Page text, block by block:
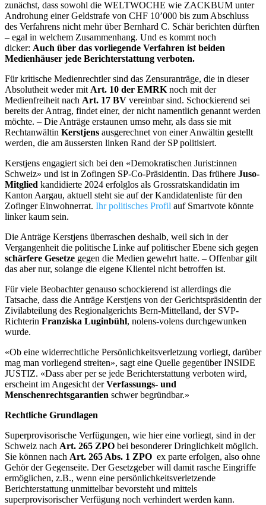
zunächst, dass sowohl die WELTWOCHE wie ZACKBUM unter
Androhung einer Geldstrafe von CHF 10’000 bis zum Abschluss
des Verfahrens nicht mehr über Bernhard C. Schär berichten dürften
– egal in welchem Zusammenhang. Und es kommt noch
dicker: Auch über das vorliegende Verfahren ist beiden
Medienhäuser jede Berichterstattung verboten.
Für kritische Medienrechtler sind das Zensuranträge, die in dieser
Absolutheit weder mit Art. 10 der EMRK noch mit der
Medienfreiheit nach Art. 17 BV vereinbar sind. Schockierend sei
bereits der Antrag, findet einer, der nicht namentlich genannt werden
möchte. – Die Anträge erstaunen umso mehr, als dass sie mit
Rechtanwältin Kerstjens ausgerechnet von einer Anwältin gestellt
werden, die am äussersten linken Rand der SP politisiert.
Kerstjens engagiert sich bei den «Demokratischen Jurist:innen
Schweiz» und ist in Zofingen SP-Co-Präsidentin. Das frühere Juso-
Mitglied kandidierte 2024 erfolglos als Grossratskandidatin im
Kanton Aargau, aktuell steht sie auf der Kandidatenliste für den
Zofinger Einwohnerrat. Ihr politisches Profil auf Smartvote könnte
linker kaum sein.
Die Anträge Kerstjens überraschen deshalb, weil sich in der
Vergangenheit die politische Linke auf politischer Ebene sich gegen
schärfere Gesetze gegen die Medien gewehrt hatte. – Offenbar gilt
das aber nur, solange die eigene Klientel nicht betroffen ist.
Für viele Beobachter genauso schockierend ist allerdings die
Tatsache, dass die Anträge Kerstjens von der Gerichtspräsidentin der
Zivilabteilung des Regionalgerichts Bern-Mittelland, der SVP-
Richterin Franziska Luginbühl, nolens-volens durchgewunken
wurde.
«Ob eine widerrechtliche Persönlichkeitsverletzung vorliegt, darüber
mag man vorliegend streiten», sagt eine Quelle gegenüber INSIDE
JUSTIZ. «Dass aber per se jede Berichterstattung verboten wird,
erscheint im Angesicht derVerfassungs- und
Menschenrechtsgarantien schwer begründbar.»
Rechtliche Grundlagen
Superprovisorische Verfügungen, wie hier eine vorliegt, sind in der
Schweiz nach Art. 265 ZPO bei besonderer Dringlichkeit möglich.
Sie können nach Art. 265 Abs. 1 ZPO ex parte erfolgen, also ohne
Gehör der Gegenseite. Der Gesetzgeber will damit rasche Eingriffe
ermöglichen, z.B., wenn eine persönlichkeitsverletzende
Berichterstattung unmittelbar bevorsteht und mittels
superprovisorischer Verfügung noch verhindert werden kann.